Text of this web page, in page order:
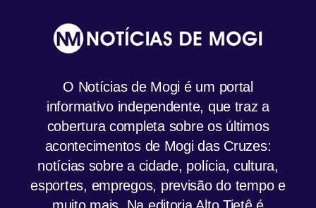
O Notícias de Mogi é um portal
informativo independente, que traz a
cobertura completa sobre os últimos
acontecimentos de Mogi das Cruzes:
notícias sobre a cidade, polícia, cultura,
esportes, empregos, previsão do tempo e